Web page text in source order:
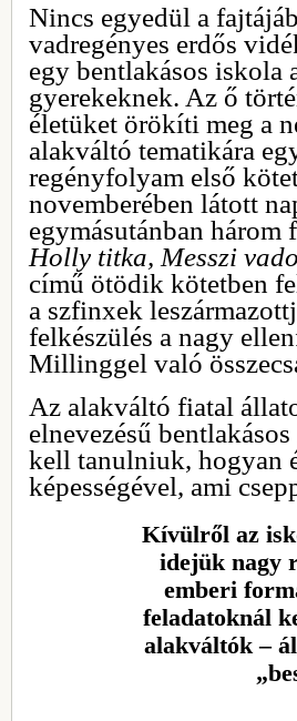
Nincs egyedül a
vadregényes erdős
egy bentlakásos iskola
gyerekeknek. Az ő
életüket örökíti meg a
alakváltó tematikára
regényfolyam első
novemberében látott
egymásutánban három
Holly titka, Messzi
című ötödik kötetben
a szfinxek
felkészülés a nagy
Millinggel való
Az alakváltó fiatal
elnevezésű
kell tanulniuk, hogyan
képességével, ami
Kívülről az
idejük nagy
emberi
feladatoknál
alakváltók –